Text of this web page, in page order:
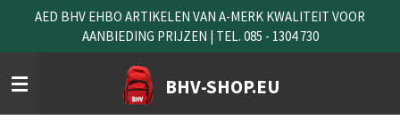
naar
de
hoofdinhoud
BHV-SHOP.EU
AED BHV EHBO ARTIKELEN VAN A-MERK KWALITEIT VOOR
AANBIEDING PRIJZEN | TEL. 085 - 1304 730